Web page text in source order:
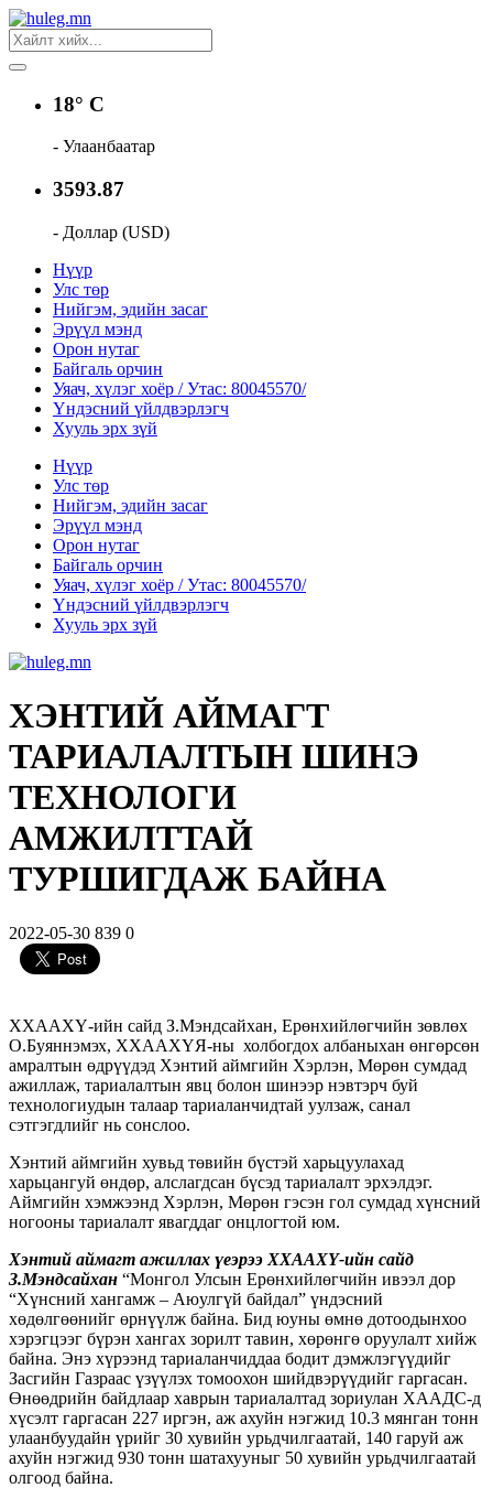
18° C
- Улаанбаатар
3593.87
- Доллар (USD)
Нүүр
Улс төр
Нийгэм, эдийн засаг
Эрүүл мэнд
Орон нутаг
Байгаль орчин
Уяач, хүлэг хоёр / Утас: 80045570/
Үндэсний үйлдвэрлэгч
Хууль эрх зүй
Нүүр
Улс төр
Нийгэм, эдийн засаг
Эрүүл мэнд
Орон нутаг
Байгаль орчин
Уяач, хүлэг хоёр / Утас: 80045570/
Үндэсний үйлдвэрлэгч
Хууль эрх зүй
ХЭНТИЙ АЙМАГТ
ТАРИАЛАЛТЫН ШИНЭ
ТЕХНОЛОГИ
АМЖИЛТТАЙ
ТУРШИГДАЖ БАЙНА
2022-05-30 839 0
ХХААХҮ-ийн сайд З.Мэндсайхан, Ерөнхийлөгчийн зөвлөх
О.Буяннэмэх, ХХААХҮЯ-ны холбогдох албаныхан өнгөрсөн
амралтын өдрүүдэд Хэнтий аймгийн Хэрлэн, Мөрөн сумдад
ажиллаж, тариалалтын явц болон шинээр нэвтэрч буй
технологиудын талаар тариаланчидтай уулзаж, санал
сэтгэгдлийг нь сонслоо.
Хэнтий аймгийн хувьд төвийн бүстэй харьцуулахад
харьцангуй өндөр, алслагдсан бүсэд тариалалт эрхэлдэг.
Аймгийн хэмжээнд Хэрлэн, Мөрөн гэсэн гол сумдад хүнсний
ногооны тариалалт явагддаг онцлогтой юм.
Хэнтий аймагт ажиллах үеэрээ ХХААХҮ-ийн сайд
З.Мэндсайхан “Монгол Улсын Ерөнхийлөгчийн ивээл дор
“Хүнсний хангамж – Аюулгүй байдал” үндэсний
хөдөлгөөнийг өрнүүлж байна. Бид юуны өмнө дотоодынхоо
хэрэгцээг бүрэн хангах зорилт тавин, хөрөнгө оруулалт хийж
байна. Энэ хүрээнд тариаланчиддаа бодит дэмжлэгүүдийг
Засгийн Газраас үзүүлэх томоохон шийдвэрүүдийг гаргасан.
Өнөөдрийн байдлаар хаврын тариалалтад зориулан ХААДС-д
хүсэлт гаргасан 227 иргэн, аж ахуйн нэгжид 10.3 мянган тонн
улаанбуудайн үрийг 30 хувийн урьдчилгаатай, 140 гаруй аж
ахуйн нэгжид 930 тонн шатахууныг 50 хувийн урьдчилгаатай
олгоод байна.